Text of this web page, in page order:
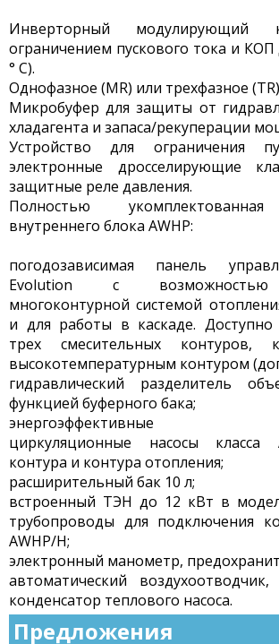
Инверторный модулирующий
ограничением пускового тока и КОП
° С).
Однофазное (MR) или трехфазное
Микробуфер для защиты от
хладагента и запаса/рекуперации
Устройство для ограничения
электронные дросселирующие
защитные реле давления.
Полностью укомплектованная
внутреннего блока AWHP:
погодозависимая панель
Evolution с возможностью
многоконтурной системой
и для работы в каскаде. Доступно
трех смесительных контуров,
высокотемпературным контуром
гидравлический разделитель
функцией буферного бака;
энергоэффективные
циркуляционные насосы класса
контура и контура отопления;
расширительный бак 10 л;
встроенный ТЭН до 12 кВт в
трубопроводы для подключения
AWHP/Н;
электронный манометр,
автоматический
конденсатор теплового насоса.
Предложения